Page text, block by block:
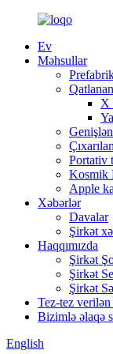
Ev
Məhsullar
X
Portativ
Kosmik
Apple
Xəbərlər
Davalar
Şirkət
Haqqımızda
Şirkət
Şirkət
Şirkət
Tez-tez
Bizimlə əlaqə
English